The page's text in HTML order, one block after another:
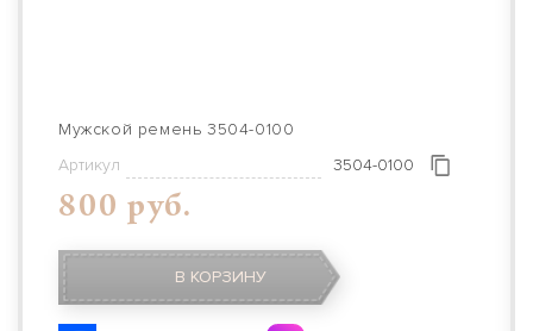
Мужской ремень 3504-0100
Артикул
3504-0100
800 руб.
В КОРЗИНУ